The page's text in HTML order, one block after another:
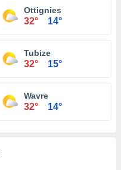
Ottignies
32° 14°
Tubize
32° 15°
Wavre
32° 14°